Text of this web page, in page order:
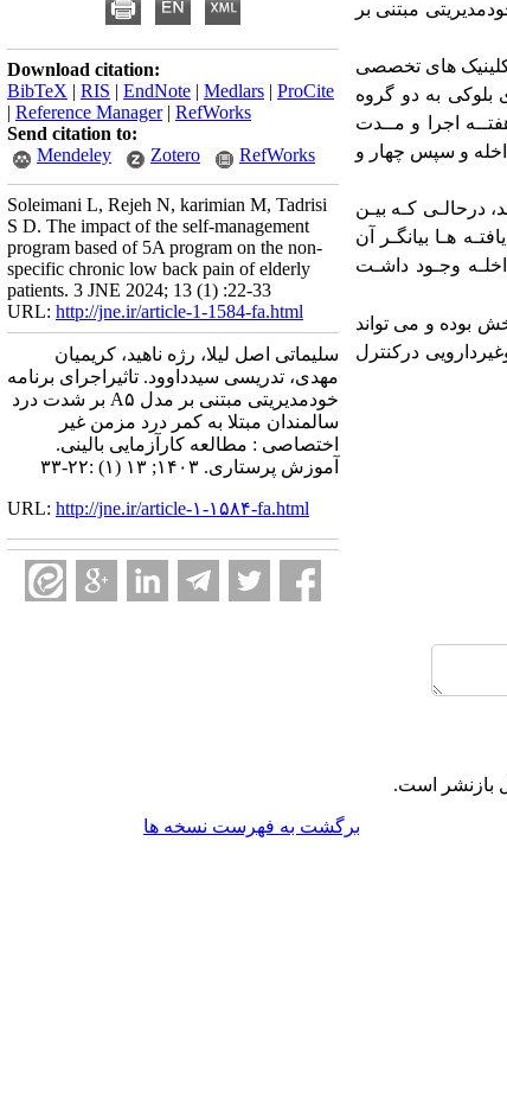
مبتنی بر
های تخصصی
بلوکی بهدو گروه
اجرا و مــدت
و سپس چهار و
درحالـی کـه بیـن
هـا بیانگـر آن
وجـود داشـت
بوده و می تواند
درکنترل
Download citation:
BibTeX | RIS | EndNote | Medlars | ProCite
| Reference Manager| RefWorks
Send citation to:
Mendeley
Zotero RefWorks
Soleimani L, Rejeh N, karimian M, Tadrisi
S D. The impact of the self-management
program based of 5A program on the non-
specific chronic low back pain of elderly
patients. 3 JNE 2024; 13 (1) :22-33
URL: http://jne.ir/article-1-1584-fa.html
سلیماتی اصل لیلا، رژه ناهید، کریمیان
مهدی، تدریسی سیدداوود. تاثیراجرای برنامه
خودمدیریتی مبتنی بر مدل A۵ بر شدت درد
سالمندان مبتلا به کمر درد مزمن غیر
اختصاصی : مطالعه کارآزمایی بالینی.
آموزش پرستاری. ۱۴۰۳; ۱۳ (۱) :۲۲-۳۳
URL: http://jne.ir/article-۱-۱۵۸۴-fa.html
بازنشر است.
برگشت به فهرست نسخه ها